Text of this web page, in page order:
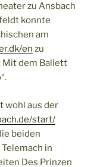
zu Ansbach
konnte
am
en zu
Mit dem Ballett
wohl aus der
start/
beiden
in
Des Prinzen